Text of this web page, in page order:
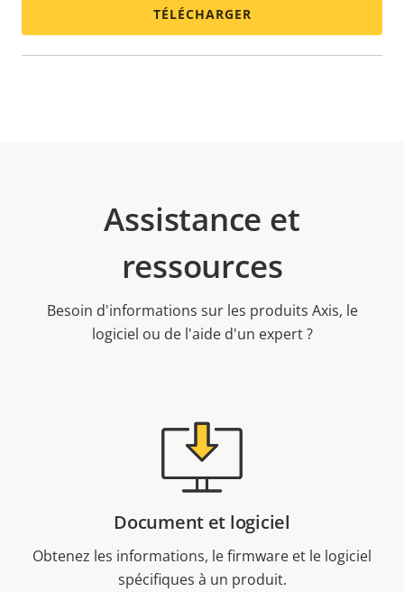
TÉLÉCHARGER
Assistance et
ressources
Besoin d'informations sur les produits Axis, le
logiciel ou de l'aide d'un expert ?
Document et logiciel
Obtenez les informations, le firmware et le logiciel
spécifiques à un produit.